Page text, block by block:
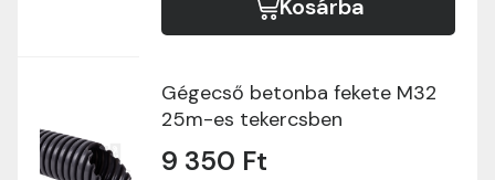
Kosárba
Gégecső betonba fekete M32
25m-es tekercsben
9 350 Ft